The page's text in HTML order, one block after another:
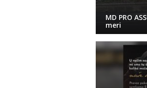
MD PRO
meri